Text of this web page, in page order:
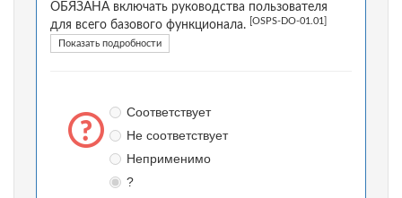
ОБЯЗАНА включать руководства пользователя
для всего базового функционала.
[OSPS-DO-01.01]
Показать подробности
Соответствует
Не соответствует
Неприменимо
?